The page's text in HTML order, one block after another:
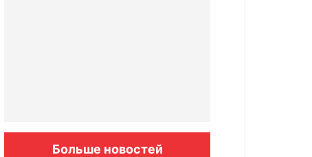
Больше новостей